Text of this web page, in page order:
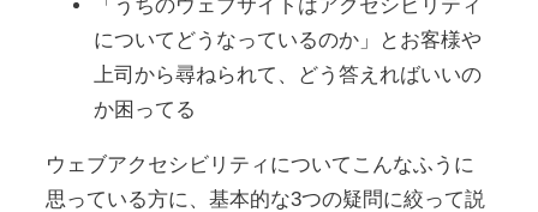
「うちのウェブサイトはアクセシビリティ
についてどうなっているのか」とお客様や
上司から尋ねられて、どう答えればいいの
か困ってる
ウェブアクセシビリティについてこんなふうに
思っている方に、基本的な3つの疑問に絞って説